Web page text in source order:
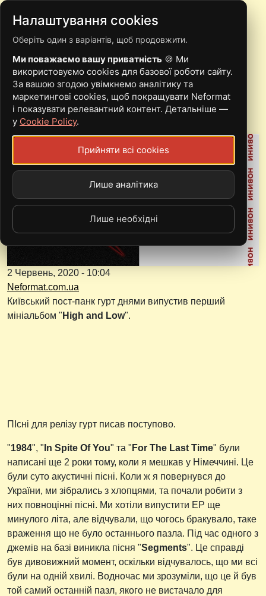
THE SEGMENTS
ВИПУСТИЛИ ДЕБЮТНИЙ
МІНІАЛЬБОМ
2 Червень, 2020 - 10:04
Neformat.com.ua
Київський пост-панк гурт днями випустив перший
мініальбом " High and Low".
ПІсні для релізу гурт писав поступово.
"1984", " In Spite Of You" та " For The Last Time" були
написані ще 2 роки тому, коли я мешкав у Німеччині. Це
були суто акустичні пісні. Коли ж я повернувся до
України, ми зібрались з хлопцями, та почали робити з
них повноцінні пісні. Ми хотіли випустити ЕР ще
минулого літа, але відчували, що чогось бракувало, таке
враження що не було останнього пазла. Під час одного з
джемів на базі виникла пісня "Segments". Це справді
був дивовижний момент, оскільки відчувалось, що ми всі
були на одній хвилі. Водночас ми зрозуміли, що це й був
той самий останній пазл, якого не вистачало для
Налаштування cookies
Оберіть один з варіантів, щоб продовжити.
Ми поважаємо вашу приватність 🍪 Ми
використовуємо cookies для базової роботи сайту.
За вашою згодою увімкнемо аналітику та
маркетингові cookies, щоб покращувати Neformat
і показувати релевантний контент. Детальніше —
у Cookie Policy.
Прийняти всі cookies
Лише аналітика
Лише необхідні